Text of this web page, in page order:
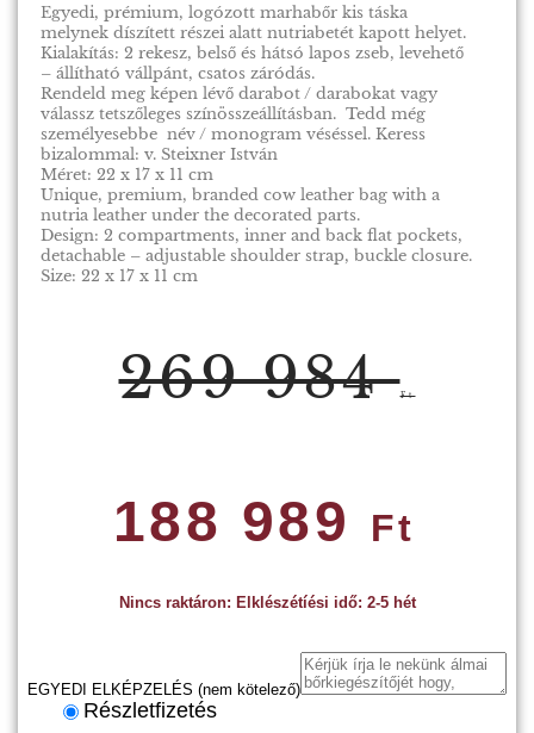
Egyedi, prémium, logózott marhabőr kis táska
melynek díszített részei alatt nutriabetét kapott helyet.
Kialakítás: 2 rekesz, belső és hátsó lapos zseb, levehető
– állítható vállpánt, csatos záródás.
Rendeld meg képen lévő darabot / darabokat vagy
válassz tetszőleges színösszeállításban. Tedd még
személyesebbe név / monogram véséssel. Keress
bizalommal: v. Steixner István
Méret: 22 x 17 x 11 cm
Unique, premium, branded cow leather bag with a
nutria leather under the decorated parts.
Design: 2 compartments, inner and back flat pockets,
detachable – adjustable shoulder strap, buckle closure.
Size: 22 x 17 x 11 cm
269 984Ft
188 989 Ft
Nincs raktáron: Elklészétíési idő: 2-5 hét
EGYEDI ELKÉPZELÉS (nem kötelező)
Részletfizetés